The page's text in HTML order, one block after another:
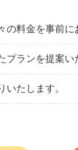
の料金を事前に
プランを提案い
いたします。